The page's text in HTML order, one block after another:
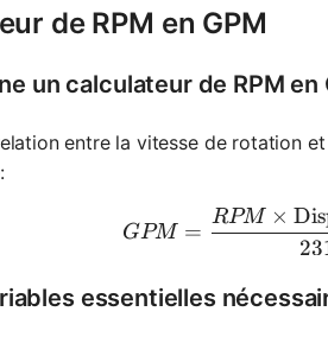
de RPM en GPM
un calculateur de RPM en
entre la vitesse de rotation
GPM =
RPM ×
essentielles